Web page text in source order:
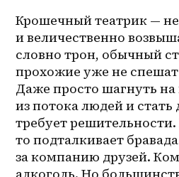
Крошечный театрик —
и величественно
словно трон, обычный
прохожие уже не спешат
Даже просто шагнуть на
из потока людей и
требует решительности.
то подталкивает
за компанию друзей.